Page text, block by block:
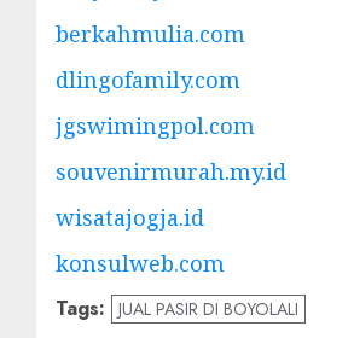
berkahmulia.com
dlingofamily.com
jgswimingpol.com
souvenirmurah.my.id
wisatajogja.id
konsulweb.com
Tags: JUAL PASIR DI BOYOLALI